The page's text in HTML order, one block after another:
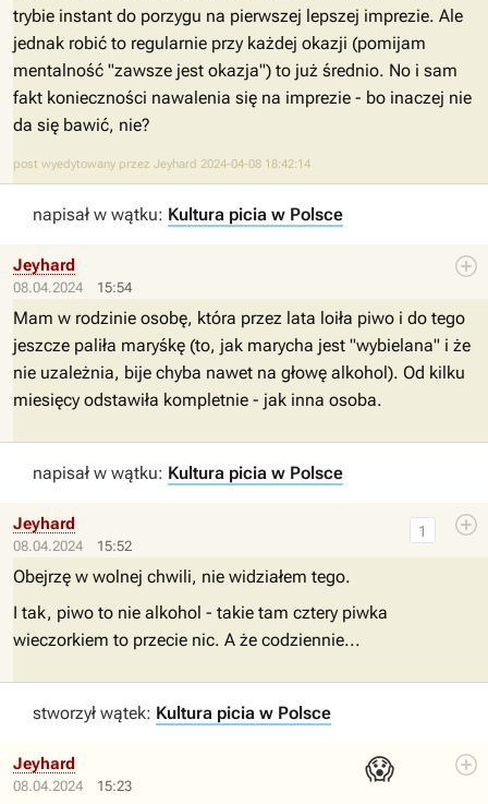
trybie instant do porzygu na pierwszej lepszej imprezie. Ale
jednak robić to regularnie przy każdej okazji (pomijam
mentalność "zawsze jest okazja") to już średnio. No i sam
fakt konieczności nawalenia się na imprezie - bo inaczej nie
da się bawić, nie?
post wyedytowany przez Jeyhard 2024-04-08 18:42:14
napisał w wątku: Kultura picia w Polsce
08.04.2024 15:54
Jeyhard
Mam w rodzinie osobę, która przez lata loiła piwo i do tego
jeszcze paliła maryśkę (to, jak marycha jest "wybielana" i że
nie uzależnia, bije chyba nawet na głowę alkohol). Od kilku
miesięcy odstawiła kompletnie - jak inna osoba.
napisał w wątku: Kultura picia w Polsce
08.04.2024 15:52
1
Jeyhard
Obejrzę w wolnej chwili, nie widziałem tego.
I tak, piwo to nie alkohol - takie tam cztery piwka
wieczorkiem to przecie nic. A że codziennie...
stworzył wątek: Kultura picia w Polsce
08.04.2024 15:23
😱
Jeyhard